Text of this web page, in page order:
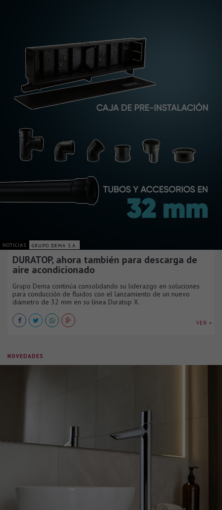
NOTICIAS GRUPO DEMA S.A.
DURATOP, ahora también para descarga de
aire acondicionado
Grupo Dema continúa consolidando su liderazgo en soluciones
para conducción de fluidos con el lanzamiento de un nuevo
diámetro de 32 mm en su línea Duratop X.
VER +
NOVEDADES